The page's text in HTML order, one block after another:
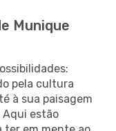
Munique
pela cultura
à sua paisagem
estão